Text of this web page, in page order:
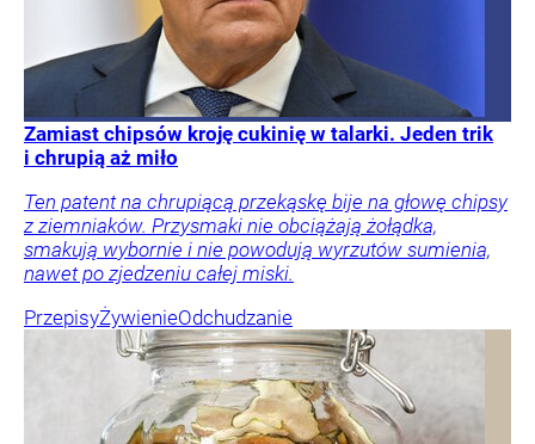
Zamiast chipsów kroję cukinię w talarki. Jeden trik
i chrupią aż miło
Ten patent na chrupiącą przekąskę bije na głowę chipsy
z ziemniaków. Przysmaki nie obciążają żołądka,
smakują wybornie i nie powodują wyrzutów sumienia,
nawet po zjedzeniu całej miski.
PrzepisyŻywienieOdchudzanie